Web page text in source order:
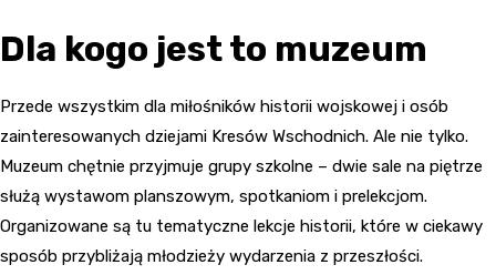
Dla kogo jest to muzeum
Przede wszystkim dla miłośników historii wojskowej i osób
zainteresowanych dziejami Kresów Wschodnich. Ale nie tylko.
Muzeum chętnie przyjmuje grupy szkolne – dwie sale na piętrze
służą wystawom planszowym, spotkaniom i prelekcjom.
Organizowane są tu tematyczne lekcje historii, które w ciekawy
sposób przybliżają młodzieży wydarzenia z przeszłości.